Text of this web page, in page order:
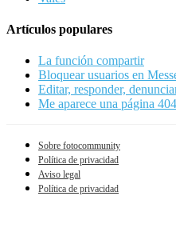
Artículos populares
La función compartir
Bloquear usuarios en
Editar, responder,
Me aparece una página
Sobre fotocommunity
Política de privacidad
Aviso legal
Política de privacidad